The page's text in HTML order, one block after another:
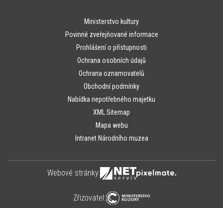
Ministerstvo kultury
Povinně zveřejňované informace
Prohlášení o přístupnosti
Ochrana osobních údajů
Ochrana oznamovatelů
Obchodní podmínky
Nabídka nepotřebného majetku
XML Sitemap
Mapa webu
Intranet Národního muzea
Webové stránky:
Zřizovatel: